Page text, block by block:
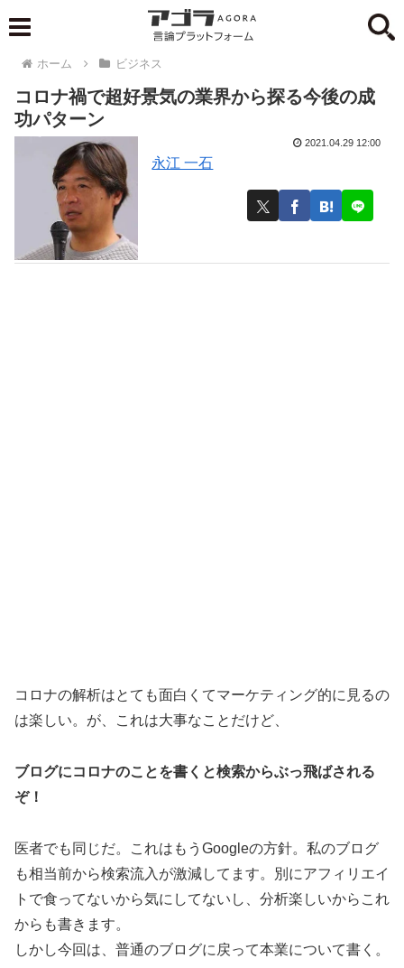
ホーム ビジネス
コロナ禍で超好景気の業界から探る今後の成
功パターン
永江 一石
2021.04.29 12:00
コロナの解析はとても面白くてマーケティング的に見るの
は楽しい。が、これは大事なことだけど、
ブログにコロナのことを書くと検索からぶっ飛ばされる
ぞ！
医者でも同じだ。これはもうGoogleの方針。私のブログ
も相当前から検索流入が激減してます。別にアフィリエイ
トで食ってないから気にしてないし、分析楽しいからこれ
からも書きます。
しかし今回は、普通のブログに戻って本業について書く。